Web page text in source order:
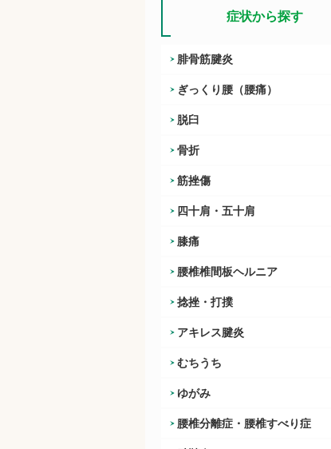
症状から探す
腓骨筋腱炎
ぎっくり腰（腰痛）
脱臼
骨折
筋挫傷
四十肩・五十肩
膝痛
腰椎椎間板ヘルニア
捻挫・打撲
アキレス腱炎
むちうち
ゆがみ
腰椎分離症・腰椎すべり症